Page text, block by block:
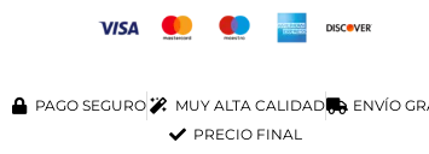
PAGO SEGURO MUY ALTA CALIDAD
ENVÍO
PRECIO FINAL